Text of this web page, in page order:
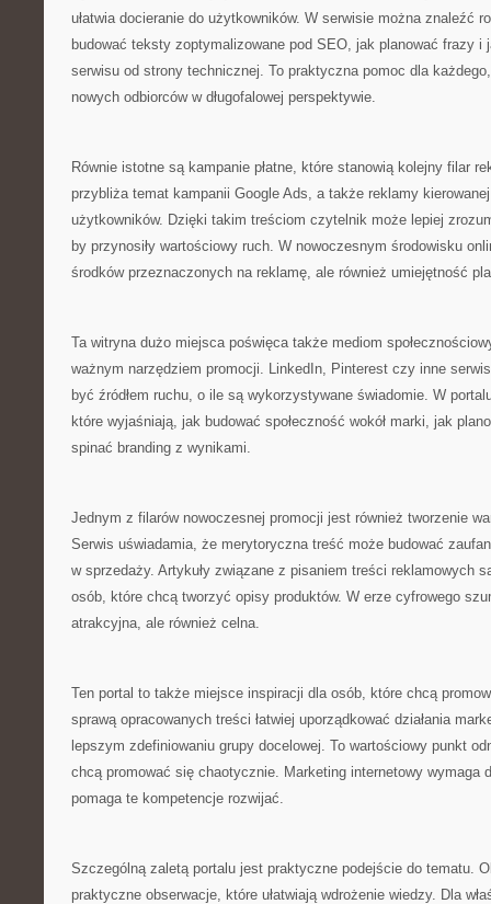
ułatwia docieranie do użytkowników. W serwisie można znaleźć
budować teksty zoptymalizowane pod SEO, jak planować frazy i
serwisu od strony technicznej. To praktyczna pomoc dla
nowych odbiorców w długofalowej perspektywie.
Równie istotne są kampanie płatne, które stanowią kolejny filar
przybliża temat kampanii Google Ads, a także reklamy
użytkowników. Dzięki takim treściom czytelnik może lepiej
by przynosiły wartościowy ruch. W nowoczesnym środowisku
środków przeznaczonych na reklamę, ale również umiejętność
Ta witryna dużo miejsca poświęca także mediom
ważnym narzędziem promocji. LinkedIn, Pinterest czy inne
być źródłem ruchu, o ile są wykorzystywane świadomie. W
które wyjaśniają, jak budować społeczność wokół marki, jak
spinać branding z wynikami.
Jednym z filarów nowoczesnej promocji jest również tworzenie
Serwis uświadamia, że merytoryczna treść może budować
w sprzedaży. Artykuły związane z pisaniem treści reklamowych
osób, które chcą tworzyć opisy produktów. W erze cyfrowego
atrakcyjna, ale również celna.
Ten portal to także miejsce inspiracji dla osób, które chcą
sprawą opracowanych treści łatwiej uporządkować działania
lepszym zdefiniowaniu grupy docelowej. To wartościowy punkt
chcą promować się chaotycznie. Marketing internetowy wymaga
pomaga te kompetencje rozwijać.
Szczególną zaletą portalu jest praktyczne podejście do tematu.
praktyczne obserwacje, które ułatwiają wdrożenie wiedzy. Dla